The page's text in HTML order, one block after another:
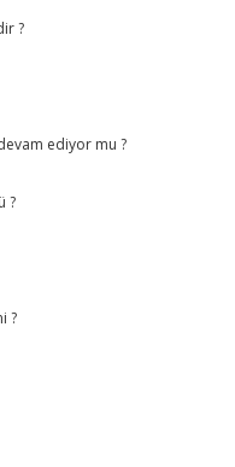
?
ediyor mu ?
?
?